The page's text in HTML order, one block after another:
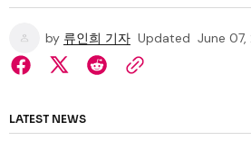
by 류인희 기자 Updated June
LATEST NEWS